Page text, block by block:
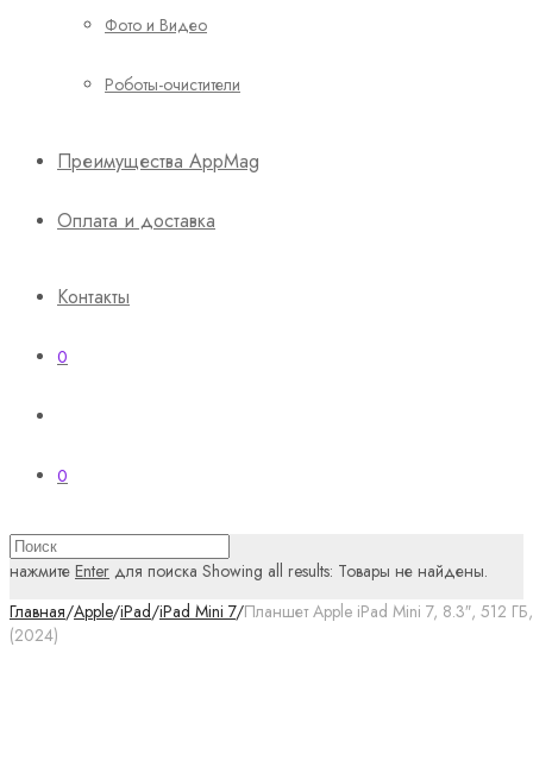
Фото и Видео
Роботы-очистители
Преимущества AppMag
Оплата и доставка
Контакты
0
0
нажмите Enter для поиска Showing all results: Товары не найдены.
Главная/Apple/iPad/iPad Mini 7/Планшет Apple iPad Mini 7, 8.3″, 512
(2024)